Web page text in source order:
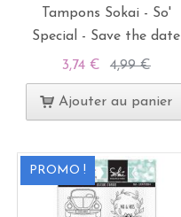
Tampons Sokai - So'
Special - Save the date
3,74 € 4,99 €
Ajouter au panier
PROMO !